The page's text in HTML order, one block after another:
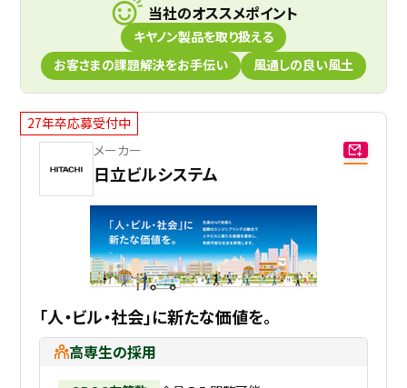
当社のオススメポイント
キヤノン製品を取り扱える
お客さまの課題解決をお手伝い
風通しの良い風土
27年卒応募受付中
メーカー
日立ビルシステム
「人・ビル・社会」に新たな価値を。
高専生の採用